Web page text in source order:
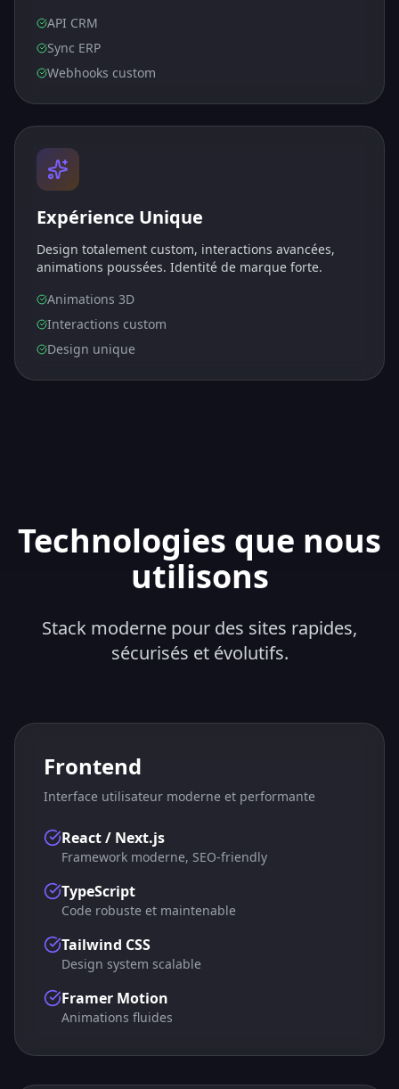
API CRM
Sync ERP
Webhooks custom
Expérience Unique
Design totalement custom, interactions avancées,
animations poussées. Identité de marque forte.
Animations 3D
Interactions custom
Design unique
Technologies que nous
utilisons
Stack moderne pour des sites rapides,
sécurisés et évolutifs.
Frontend
Interface utilisateur moderne et performante
React / Next.js
Framework moderne, SEO-friendly
TypeScript
Code robuste et maintenable
Tailwind CSS
Design system scalable
Framer Motion
Animations fluides